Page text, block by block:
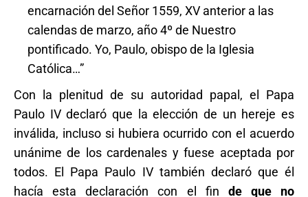
encarnación del Señor 1559, XV anterior a las
calendas de marzo, año 4º de Nuestro
pontificado. Yo, Paulo, obispo de la Iglesia
Católica…”
Con la plenitud de su autoridad papal, el Papa
Paulo IV declaró que la elección de un hereje es
inválida, incluso si hubiera ocurrido con el acuerdo
unánime de los cardenales y fuese aceptada por
todos. El Papa Paulo IV también declaró que él
hacía esta declaración con el fin de que no